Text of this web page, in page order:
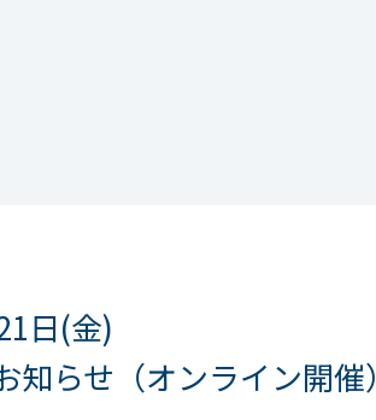
日(金)
知らせ（オンライン開催）